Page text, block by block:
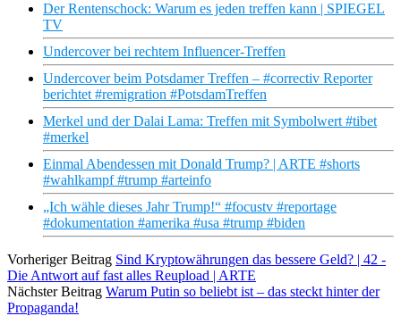
Der Rentenschock: Warum es jeden treffen kann | SPIEGEL
TV
Undercover bei rechtem Influencer-Treffen
Undercover beim Potsdamer Treffen – #correctiv Reporter
berichtet #remigration #PotsdamTreffen
Merkel und der Dalai Lama: Treffen mit Symbolwert #tibet
#merkel
Einmal Abendessen mit Donald Trump? | ARTE #shorts
#wahlkampf #trump #arteinfo
„Ich wähle dieses Jahr Trump!“ #focustv #reportage
#dokumentation #amerika #usa #trump #biden
Vorheriger Beitrag Sind Kryptowährungen das bessere Geld? | 42 -
Die Antwort auf fast alles Reupload | ARTE
Nächster Beitrag Warum Putin so beliebt ist – das steckt hinter der
Propaganda!